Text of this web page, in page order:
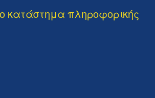
κατάστημα πληροφορικής